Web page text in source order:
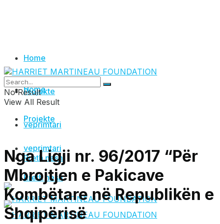
Home
Projekte
veprimtari
Rreth nesh
Home
Projekte
veprimtari
Rreth nesh
No Result
View All Result
Nga Ligji nr. 96/2017 “Për
Mbrojtjen e Pakicave
Kombëtare në Republikën e
Shqipërisë